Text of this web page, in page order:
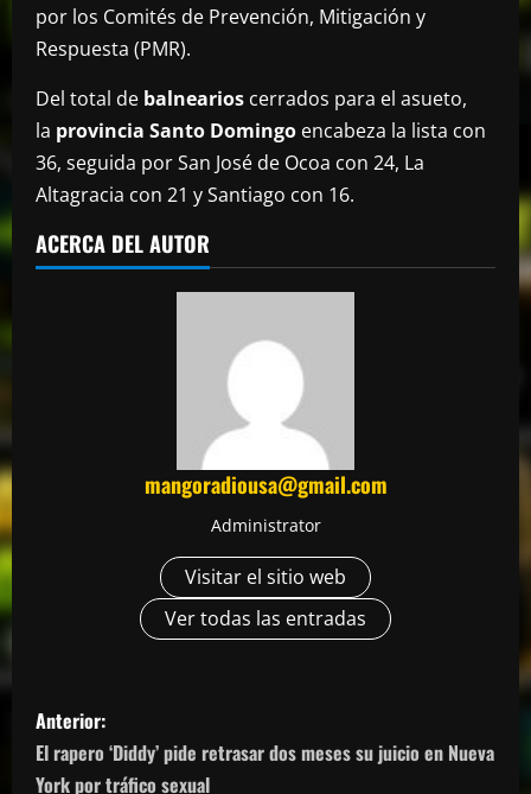
por los Comités de Prevención, Mitigación y
Respuesta (PMR).
Del total de balnearios cerrados para el asueto,
la provincia Santo Domingo encabeza la lista con
36, seguida por San José de Ocoa con 24, La
Altagracia con 21 y Santiago con 16.
ACERCA DEL AUTOR
mangoradiousa@gmail.com
Administrator
Visitar el sitio web
Ver todas las entradas
N
a
Anterior:
El rapero ‘Diddy’ pide retrasar dos meses su juicio en Nueva
York por tráfico sexual